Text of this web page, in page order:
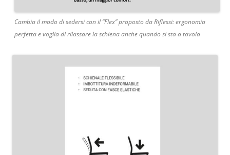
Cambia il modo di sedersi con il “Flex” proposto da Riflessi: ergonomia
perfetta e voglia di rilassare la schiena anche quando si sta a tavola